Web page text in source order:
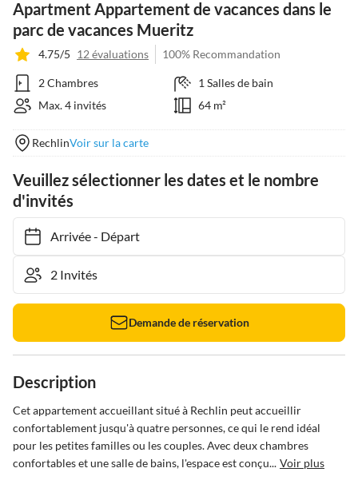
Apartment Appartement de vacances dans le
parc de vacances Mueritz
4.75/5 12 évaluations 100% Recommandation
2 Chambres
1 Salles de bain
Max. 4 invités
64 m²
RechlinVoir sur la carte
Veuillez sélectionner les dates et le nombre
d'invités
Arrivée- Départ
Demande de réservation
Description
Cet appartement accueillant situé à Rechlin peut accueillir
confortablement jusqu'à quatre personnes, ce qui le rend idéal
pour les petites familles ou les couples. Avec deux chambres
confortables et une salle de bains, l'espace est conçu... Voir plus